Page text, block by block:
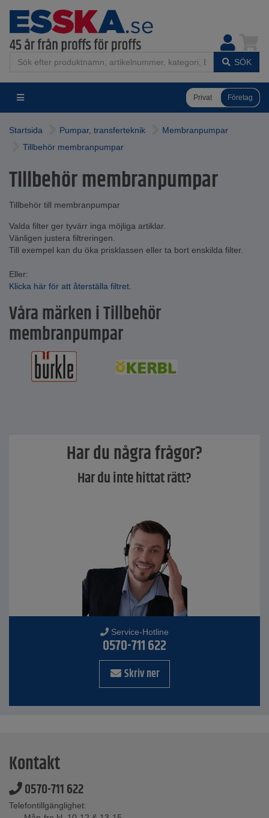
SÖK
Privat Företag
Startsida Pumpar, transferteknik
Membranpumpar
Tillbehör membranpumpar
Tillbehör membranpumpar
Tillbehör till membranpumpar
Valda filter ger tyvärr inga möjliga artiklar.
Vänligen justera filtreringen.
Till exempel kan du öka prisklassen eller ta bort enskilda filter.
Eller:
Klicka här för att återställa filtret.
Våra märken i Tillbehör
membranpumpar
Har du några frågor?
Har du inte hittat rätt?
Service-Hotline
0570-711 622
Skriv ner
Kontakt
0570-711 622
Telefontillgänglighet: